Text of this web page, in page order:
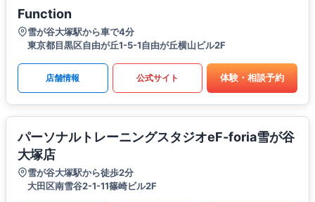
Function
雪が谷大塚駅から車で4分
東京都目黒区自由が丘1-5-1自由が丘横山ビル2F
店舗情報 公式サイト 体験・相談予約
パーソナルトレーニングスタジオeF-foria雪が谷
大塚店
雪が谷大塚駅から徒歩2分
大田区南雪谷2-1-11篠崎ビル2F